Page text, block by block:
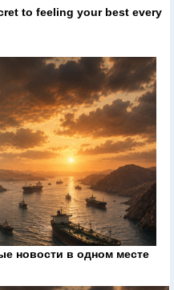
to feeling your best every
новости в одном месте